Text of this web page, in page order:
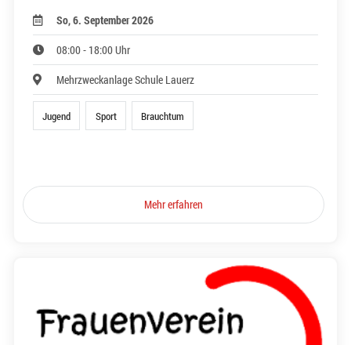
So, 6. September 2026
08:00 - 18:00 Uhr
Mehrzweckanlage Schule Lauerz
Jugend Sport Brauchtum
Mehr erfahren